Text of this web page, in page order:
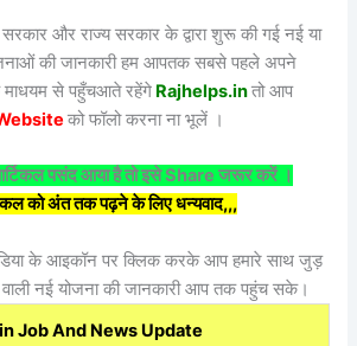
और राज्य सरकार के द्वारा शुरू की गई नई या
की जानकारी हम आपतक सबसे पहले अपने
से पहुँचआते रहेंगे Rajhelps.inतो आप
को फॉलो करना ना भूलें ।
पसंद आया है तो इसे Share जरूर करें ।
को अंत तक पढ़ने के लिए धन्यवाद,,,
के आइकॉन पर क्लिक करके आप हमारे साथ जुड़
नई योजना की जानकारी आप तक पहुंच सके।
Job And News Update